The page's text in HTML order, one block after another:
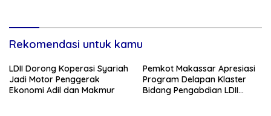
Rekomendasi untuk kamu
LDII Dorong Koperasi Syariah
Jadi Motor Penggerak
Ekonomi Adil dan Makmur
Pemkot Makassar Apresiasi
Program Delapan Klaster
Bidang Pengabdian LDII